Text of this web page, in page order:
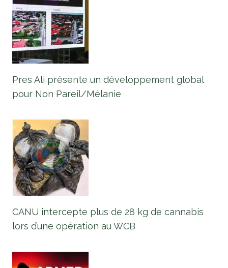
Pres Ali présente un développement global
pour Non Pareil/Mélanie
CANU intercepte plus de 28 kg de cannabis
lors d’une opération au WCB